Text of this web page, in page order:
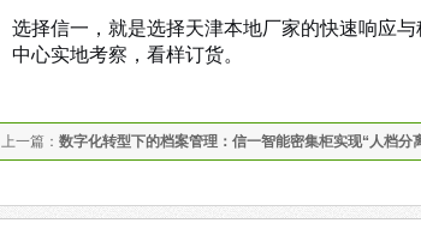
选择信一，就是选择天津本地厂家的快速响应
中心实地考察，看样订货。
上一篇： 数字化转型下的档案管理：信一智能密集柜实现“人档分